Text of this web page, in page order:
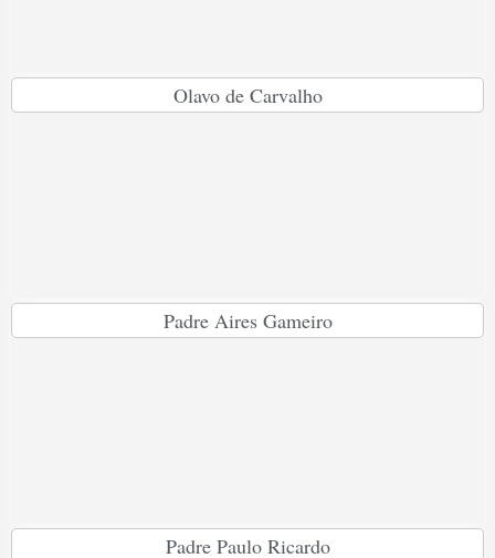
Olavo de Carvalho
Padre Aires Gameiro
Padre Paulo Ricardo